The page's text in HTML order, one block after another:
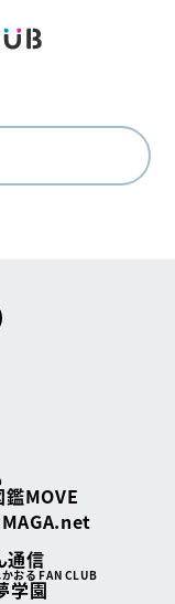
鑑MOVE
通信
おる FAN CLUB
学園